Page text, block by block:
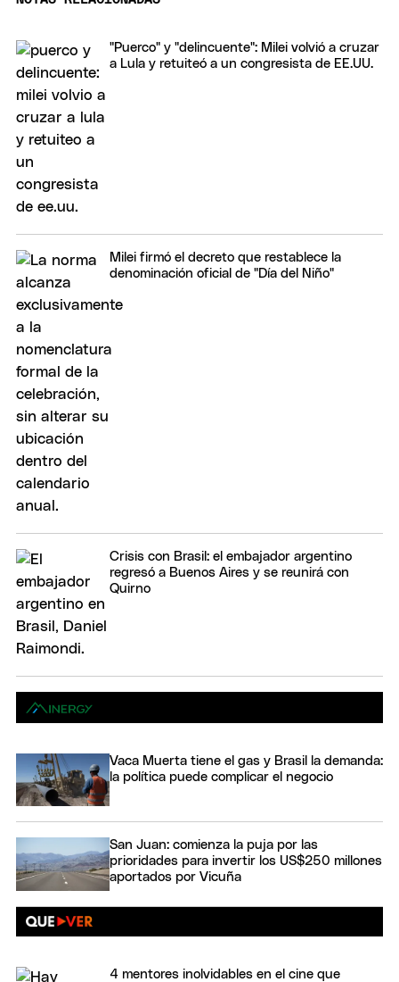
"Puerco" y "delincuente": Milei volvió a cruzar
a Lula y retuiteó a un congresista de EE.UU.
Milei firmó el decreto que restablece la
denominación oficial de "Día del Niño"
Crisis con Brasil: el embajador argentino
regresó a Buenos Aires y se reunirá con
Quirno
Vaca Muerta tiene el gas y Brasil la demanda:
la política puede complicar el negocio
San Juan: comienza la puja por las
prioridades para invertir los US$250 millones
aportados por Vicuña
4 mentores inolvidables en el cine que